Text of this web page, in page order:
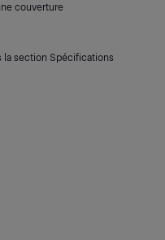
couverture
la section Spécifications